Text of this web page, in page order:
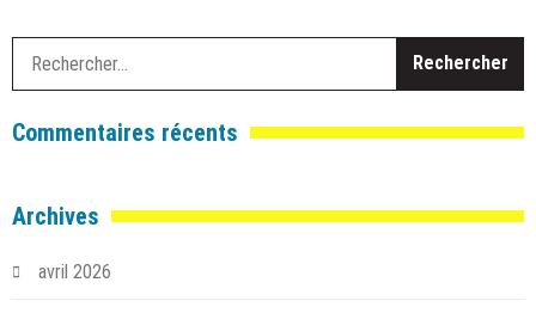
Commentaires récents
Archives
avril 2026